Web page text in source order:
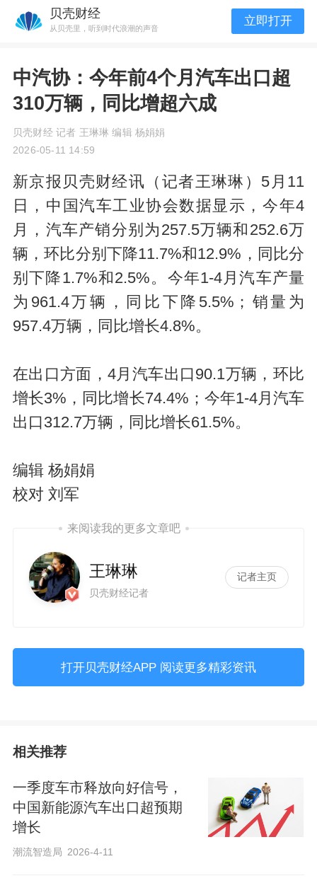
贝壳财经
从贝壳里，听到时代浪潮的声音
立即打开
中汽协：今年前4个月汽车出口超
310万辆，同比增超六成
贝壳财经 记者 王琳琳 编辑 杨娟娟
2026-05-11 14:59
新京报贝壳财经讯（记者王琳琳）5月11
日，中国汽车工业协会数据显示，今年4
月，汽车产销分别为257.5万辆和252.6万
辆，环比分别下降11.7%和12.9%，同比分
别下降1.7%和2.5%。今年1-4月汽车产量
为961.4万辆，同比下降5.5%；销量为
957.4万辆，同比增长4.8%。
在出口方面，4月汽车出口90.1万辆，环比
增长3%，同比增长74.4%；今年1-4月汽车
出口312.7万辆，同比增长61.5%。
编辑 杨娟娟
校对 刘军
来阅读我的更多文章吧
王琳琳
贝壳财经记者
记者主页
打开贝壳财经APP 阅读更多精彩资讯
相关推荐
一季度车市释放向好信号，
中国新能源汽车出口超预期
增长
潮流智造局 2026-4-11